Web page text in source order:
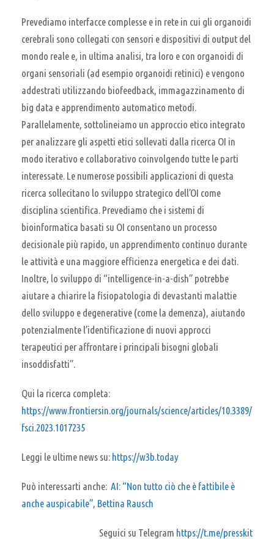
Prevediamo interfacce complesse e in rete in cui gli organoidi
cerebrali sono collegati con sensori e dispositivi di output del
mondo reale e, in ultima analisi, tra loro e con organoidi di
organi sensoriali (ad esempio organoidi retinici) e vengono
addestrati utilizzando biofeedback, immagazzinamento di
big data e apprendimento automatico metodi.
Parallelamente, sottolineiamo un approccio etico integrato
per analizzare gli aspetti etici sollevati dalla ricerca OI in
modo iterativo e collaborativo coinvolgendo tutte le parti
interessate. Le numerose possibili applicazioni di questa
ricerca sollecitano lo sviluppo strategico dell’OI come
disciplina scientifica. Prevediamo che i sistemi di
bioinformatica basati su OI consentano un processo
decisionale più rapido, un apprendimento continuo durante
le attività e una maggiore efficienza energetica e dei dati.
Inoltre, lo sviluppo di “intelligence-in-a-dish” potrebbe
aiutare a chiarire la fisiopatologia di devastanti malattie
dello sviluppo e degenerative (come la demenza), aiutando
potenzialmente l’identificazione di nuovi approcci
terapeutici per affrontare i principali bisogni globali
insoddisfatti”.
Qui la ricerca completa:
https://www.frontiersin.org/journals/science/articles/10.3389/
fsci.2023.1017235
Leggi le ultime news su: https://w3b.today
Può interessarti anche: AI: “Non tutto ciò che è fattibile è
anche auspicabile”, Bettina Rausch
Seguici su Telegram https://t.me/presskit